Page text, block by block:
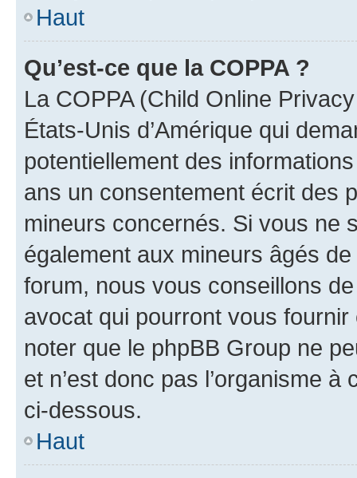
Haut
Qu’est-ce que la COPPA ?
La COPPA (Child Online
États-Unis d’Amérique qui
potentiellement des
ans un consentement écrit des
mineurs concernés. Si vous ne
également aux mineurs âgés
forum, nous vous conseillons
avocat qui pourront vous
noter que le phpBB Group ne
et n’est donc pas l’organisme
ci-dessous.
Haut